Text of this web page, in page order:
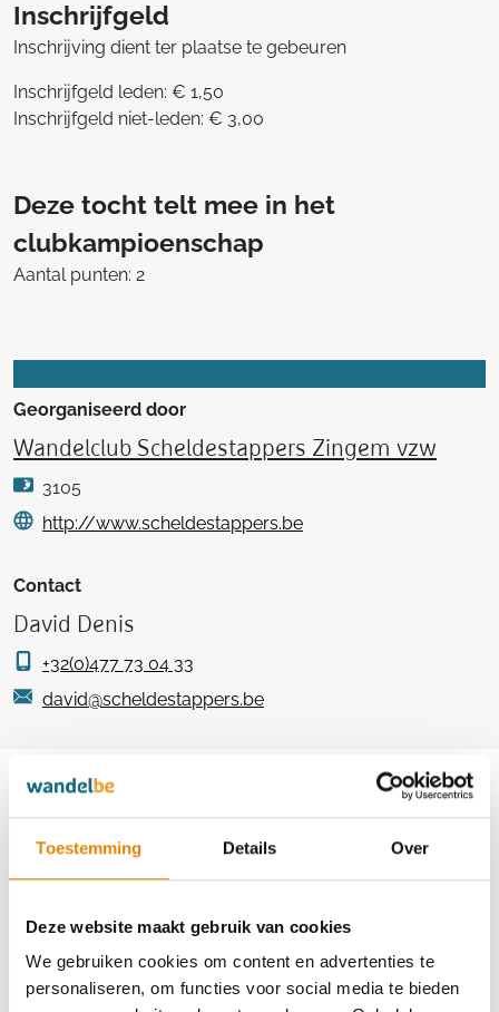
Toestemming Details Over
Deze website maakt gebruik van cookies
We gebruiken cookies om content en advertenties te
personaliseren, om functies voor social media te bieden
Inschrijfgeld
Inschrijving dient ter plaatse te gebeuren
Inschrijfgeld leden: € 1,50
Inschrijfgeld niet-leden: € 3,00
Deze tocht telt mee in het
clubkampioenschap
Aantal punten: 2
Georganiseerd door
Wandelclub Scheldestappers Zingem vzw
3105
http://www.scheldestappers.be
Contact
David Denis
+32(0)477 73 04 33
david@scheldestappers.be
Aankomende wandeltochten van deze
19e Scheldevalleitocht
6 km 10 km 15 km 21 km 30 km